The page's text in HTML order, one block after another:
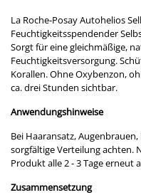
La Roche-Posay Autohelios
Feuchtigkeitsspendender
Sorgt für eine gleichmäßige,
Feuchtigkeitsversorgung.
Korallen. Ohne Oxybenzon,
ca. drei Stunden sichtbar.
Anwendungshinweise
Bei Haaransatz,
sorgfältige Verteilung achten.
Produkt alle 2 - 3 Tage erneut
Zusammensetzung